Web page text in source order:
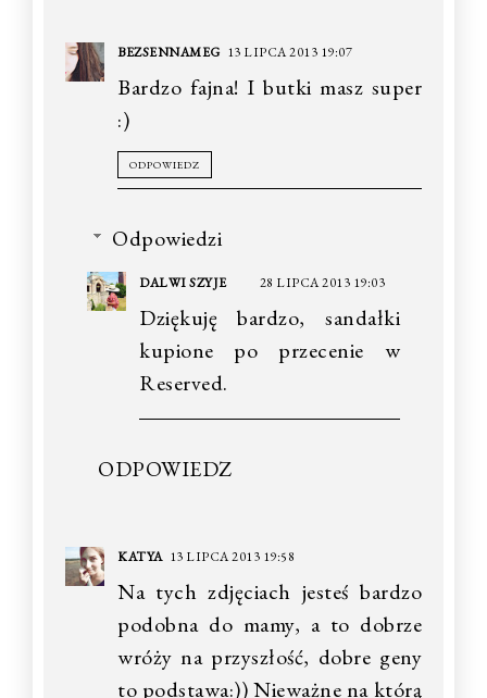
BEZSENNAMEG 13 LIPCA 2013 19:07
Bardzo fajna! I butki masz super
:)
ODPOWIEDZ
Odpowiedzi
DALWI SZYJE 28 LIPCA 2013 19:03
Dziękuję bardzo, sandałki
kupione po przecenie w
Reserved.
ODPOWIEDZ
KATYA 13 LIPCA 2013 19:58
Na tych zdjęciach jesteś bardzo
podobna do mamy, a to dobrze
wróży na przyszłość, dobre geny
to podstawa:)) Nieważne na którą